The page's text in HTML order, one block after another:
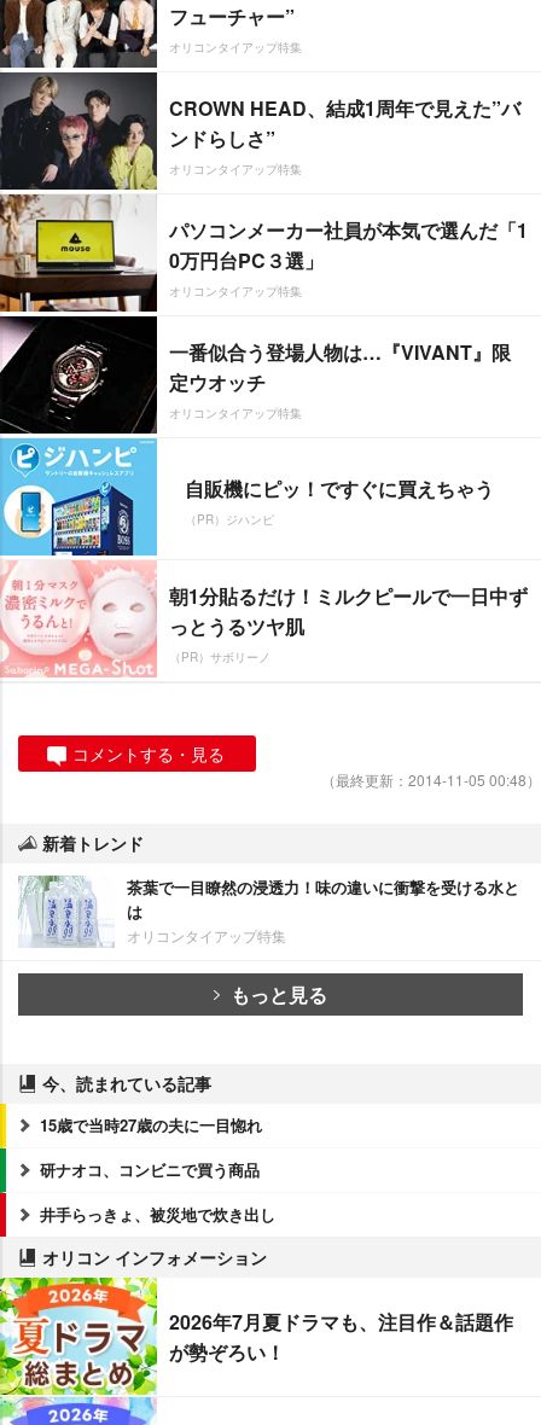
フューチャー”
オリコンタイアップ特集
CROWN HEAD、結成1周年で見えた”バ
ンドらしさ”
オリコンタイアップ特集
パソコンメーカー社員が本気で選んだ「1
0万円台PC３選」
オリコンタイアップ特集
一番似合う登場人物は…『VIVANT』限
定ウオッチ
オリコンタイアップ特集
自販機にピッ！ですぐに買えちゃう
（PR）ジハンピ
朝1分貼るだけ！ミルクピールで一日中ず
っとうるツヤ肌
（PR）サボリーノ
コメントする・見る
（最終更新：2014-11-05 00:48）
新着トレンド
茶葉で一目瞭然の浸透力！味の違いに衝撃を受ける水と
は
オリコンタイアップ特集
もっと見る
今、読まれている記事
15歳で当時27歳の夫に一目惚れ
研ナオコ、コンビニで買う商品
井手らっきょ、被災地で炊き出し
オリコン インフォメーション
2026年7月夏ドラマも、注目作＆話題作
が勢ぞろい！